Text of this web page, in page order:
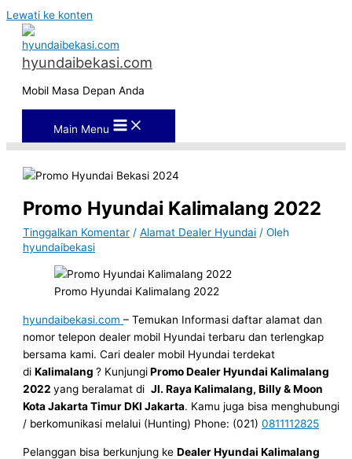
Lewati ke konten
hyundaibekasi.com
Mobil Masa Depan Anda
Main Menu
Promo Hyundai Kalimalang 2022
Tinggalkan Komentar /Alamat Dealer Hyundai / Oleh
hyundaibekasi
Promo Hyundai Kalimalang 2022
hyundaibekasi.com– Temukan Informasi daftar alamat dan
nomor telepon dealer mobil Hyundai terbaru dan terlengkap
bersama kami. Cari dealer mobil Hyundai terdekat
diKalimalang? KunjungiPromo Dealer Hyundai Kalimalang
2022yang beralamat diJl. Raya Kalimalang, Billy & Moon
Kota Jakarta Timur DKI Jakarta. Kamu juga bisa menghubungi
/ berkomunikasi melalui (Hunting) Phone: (021)0811112825
Pelanggan bisa berkunjung keDealer HyundaiKalimalang